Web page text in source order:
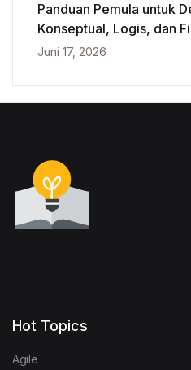
Panduan Pemula untuk
Konseptual, Logis, dan
Juni 17, 2026
Hot Topics
Agile